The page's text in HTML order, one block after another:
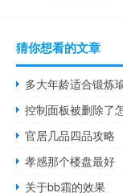
猜你想看的文章
多大年龄适合锻炼
控制面板被删除了
官居几品四品攻略
孝感那个楼盘最好
关于bb霜的效果